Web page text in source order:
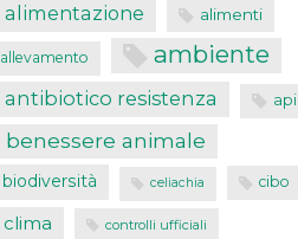
alimentazione alimenti
allevamento ambiente
antibiotico resistenza api
benessere animale
biodiversità celiachia cibo
clima controlli ufficiali